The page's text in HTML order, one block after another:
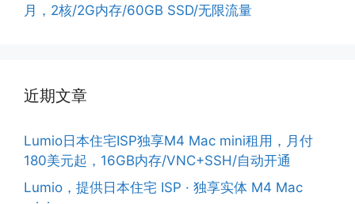
月，2核/2G内存/60GB SSD/无限流量
近期文章
Lumio日本住宅ISP独享M4 Mac mini租用，月付
180美元起，16GB内存/VNC+SSH/自动开通
Lumio，提供日本住宅 ISP · 独享实体 M4 Mac